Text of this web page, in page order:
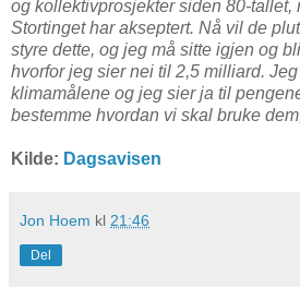
og kollektivprosjekter siden 80-tallet,
Stortinget har akseptert. Nå vil de
styre dette, og jeg må sitte igjen og
hvorfor jeg sier nei til 2,5 milliard.
klimamålene og jeg sier ja til
bestemme hvordan vi skal bruke
Kilde: Dagsavisen
Jon Hoem kl 21:46
Del